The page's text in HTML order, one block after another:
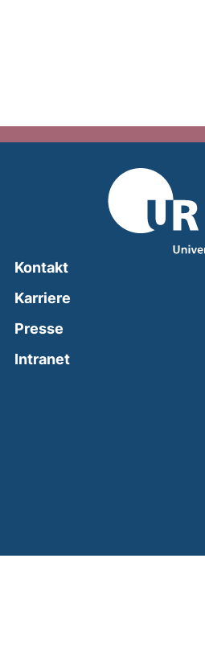
Kontakt
Karriere
Presse
Intranet(external link,